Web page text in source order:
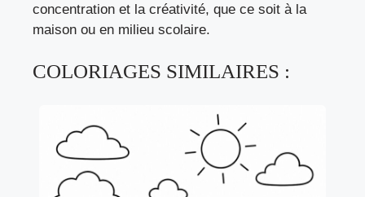
concentration et la créativité, que ce soit à la
maison ou en milieu scolaire.
COLORIAGES SIMILAIRES :